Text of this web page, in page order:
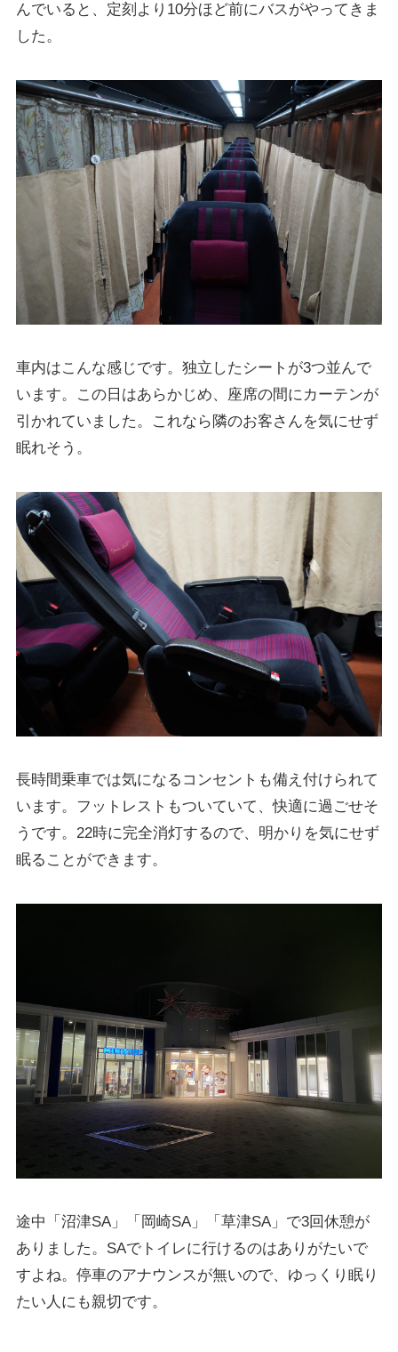
んでいると、定刻より10分ほど前にバスがやってきま
した。
車内はこんな感じです。独立したシートが3つ並んで
います。この日はあらかじめ、座席の間にカーテンが
引かれていました。これなら隣のお客さんを気にせず
眠れそう。
長時間乗車では気になるコンセントも備え付けられて
います。フットレストもついていて、快適に過ごせそ
うです。22時に完全消灯するので、明かりを気にせず
眠ることができます。
途中「沼津SA」「岡崎SA」「草津SA」で3回休憩が
ありました。SAでトイレに行けるのはありがたいで
すよね。停車のアナウンスが無いので、ゆっくり眠り
たい人にも親切です。